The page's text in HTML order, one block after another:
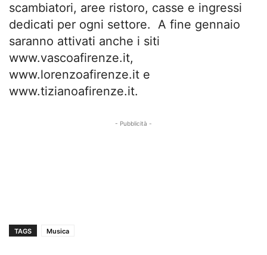
scambiatori, aree ristoro, casse e ingressi
dedicati per ogni settore. A fine gennaio
saranno attivati anche i siti
www.vascoafirenze.it,
www.lorenzoafirenze.it e
www.tizianoafirenze.it.
- Pubblicità -
TAGS Musica